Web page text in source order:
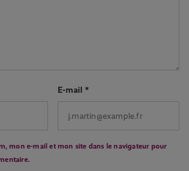
E-mail*
mon e-mail et mon site dans le navigateur pour